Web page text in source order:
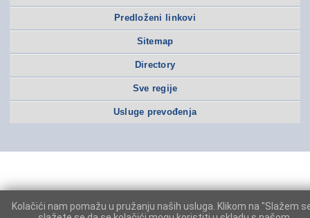
Predloženi linkovi
Sitemap
Directory
Sve regije
Usluge prevođenja
Kolačići nam pomažu u pružanju naših usluga. Klikom na "Slažem